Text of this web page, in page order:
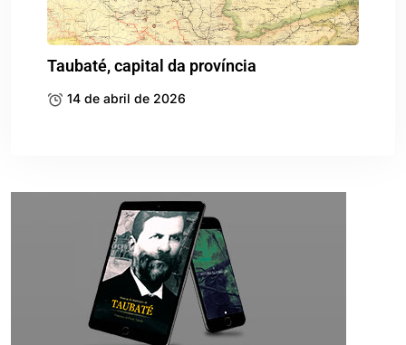
Taubaté, capital da província
14 de abril de 2026